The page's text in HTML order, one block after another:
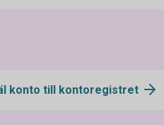
konto till kontoregistret